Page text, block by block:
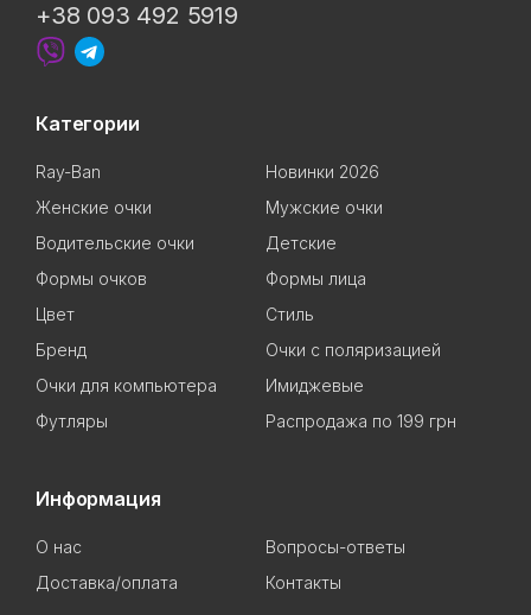
+38 093 492 5919
Категории
Ray-Ban
Новинки 2026
Женские очки
Мужские очки
Водительские очки
Детские
Формы очков
Формы лица
Цвет
Стиль
Бренд
Очки с поляризацией
Очки для компьютера
Имиджевые
Футляры
Распродажа по 199 грн
Информация
О нас
Вопросы-ответы
Доставка/оплата
Контакты